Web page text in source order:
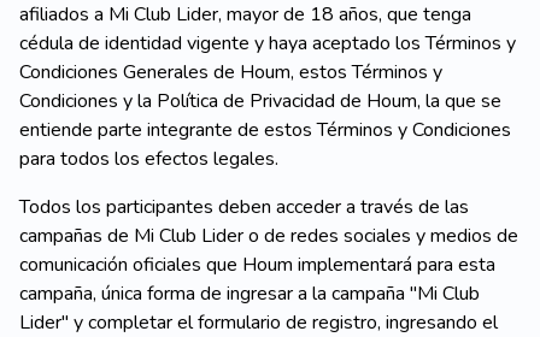
afiliados a Mi Club Lider, mayor de 18 años, que tenga
cédula de identidad vigente y haya aceptado los Términos y
Condiciones Generales de Houm, estos Términos y
Condiciones y la Política de Privacidad de Houm, la que se
entiende parte integrante de estos Términos y Condiciones
para todos los efectos legales.
Todos los participantes deben acceder a través de las
campañas de Mi Club Lider o de redes sociales y medios de
comunicación oficiales que Houm implementará para esta
campaña, única forma de ingresar a la campaña "Mi Club
Lider" y completar el formulario de registro, ingresando el